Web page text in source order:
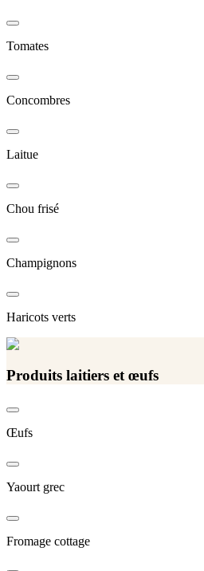
Tomates
Concombres
Laitue
Chou frisé
Champignons
Haricots verts
Produits laitiers et œufs
Œufs
Yaourt grec
Fromage cottage